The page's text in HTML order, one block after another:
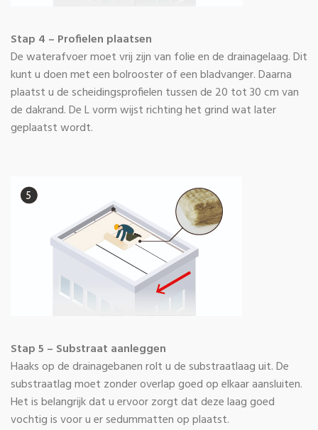
Stap 4 – Profielen plaatsen
De waterafvoer moet vrij zijn van folie en de drainagelaag. Dit
kunt u doen met een bolrooster of een bladvanger. Daarna
plaatst u de scheidingsprofielen tussen de 20 tot 30 cm van
de dakrand. De L vorm wijst richting het grind wat later
geplaatst wordt.
Stap 5 – Substraat aanleggen
Haaks op de drainagebanen rolt u de substraatlaag uit. De
substraatlag moet zonder overlap goed op elkaar aansluiten.
Het is belangrijk dat u ervoor zorgt dat deze laag goed
vochtig is voor u er sedummatten op plaatst.